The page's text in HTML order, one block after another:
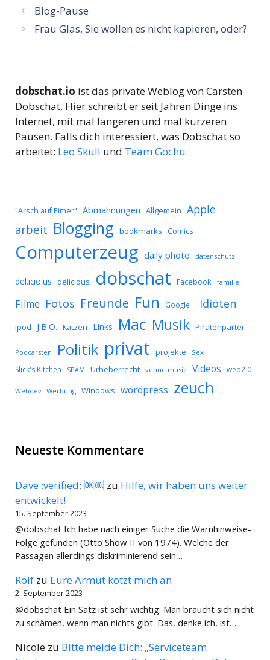
Blog-Pause
Frau Glas, Sie wollen es nicht kapieren, oder?
dobschat.io ist das private Weblog von Carsten
Dobschat. Hier schreibt er seit Jahren Dinge ins
Internet, mit mal längeren und mal kürzeren
Pausen. Falls dich interessiert, was Dobschat so
arbeitet: Leo Skull und Team Gochu.
"Arsch auf Eimer" Abmahnungen Allgemein Apple
arbeit Blogging bookmarks Comics
Computerzeug daily photo datenschutz
del.icio.us delicious dobschat Facebook familie
Filme Fotos Freunde Fun Google+ Idioten
ipod J.B.O. Katzen Links Mac Musik Piratenpartei
Podcarsten Politik privat projekte Sex
Slick's Kitchen SPAM Urheberrecht venue music Videos web2.0
Webdev Werbung Windows wordpress zeuch
Neueste Kommentare
Dave :verified: 🆗🆒 zu Hilfe, wir haben uns weiter
entwickelt!
15. September 2023
@dobschat Ich habe nach einiger Suche die Warnhinweise-
Folge gefunden (Otto Show II von 1974). Welche der
Passagen allerdings diskriminierend sein…
Rolf zu Eure Armut kotzt mich an
2. September 2023
@dobschat Ein Satz ist sehr wichtig: Man braucht sich nicht
zu schämen, wenn man nichts gibt. Das, denke ich, ist…
Nicole zu Bitte melde Dich: „Serviceteam